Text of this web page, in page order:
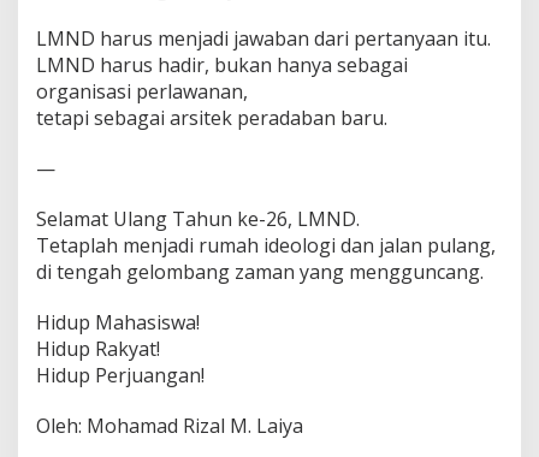
LMND harus menjadi jawaban dari pertanyaan itu.
LMND harus hadir, bukan hanya sebagai
organisasi perlawanan,
tetapi sebagai arsitek peradaban baru.
—
Selamat Ulang Tahun ke-26, LMND.
Tetaplah menjadi rumah ideologi dan jalan pulang,
di tengah gelombang zaman yang mengguncang.
Hidup Mahasiswa!
Hidup Rakyat!
Hidup Perjuangan!
Oleh: Mohamad Rizal M. Laiya